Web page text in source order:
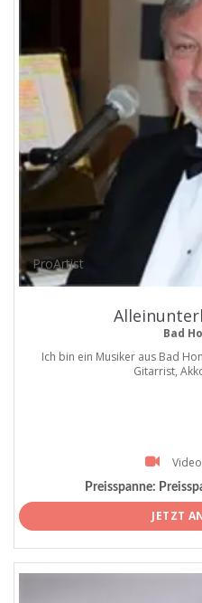
ProArtist
Bad
Ich bin ein Musiker aus Bad
Gitarrist,
Preisspanne:
JETZT